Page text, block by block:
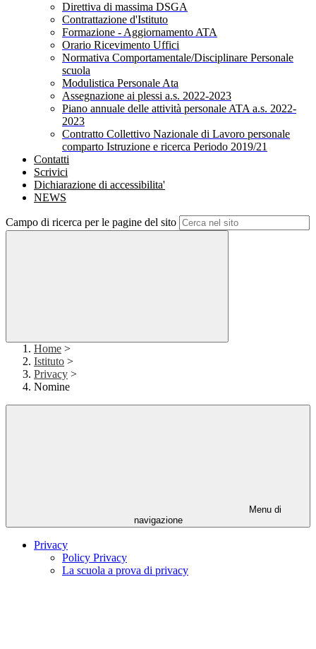
Direttiva di massima DSGA
Contrattazione d'Istituto
Formazione - Aggiornamento ATA
Orario Ricevimento Uffici
Normativa Comportamentale/Disciplinare Personale
scuola
Modulistica Personale Ata
Assegnazione ai plessi a.s. 2022-2023
Piano annuale delle attività personale ATA a.s. 2022-
2023
Contratto Collettivo Nazionale di Lavoro personale
comparto Istruzione e ricerca Periodo 2019/21
Contatti
Scrivici
Dichiarazione di accessibilita'
NEWS
Campo di ricerca per le pagine del sito
Home >
Istituto >
Privacy >
Nomine
Menu di
navigazione
Privacy
Policy Privacy
La scuola a prova di privacy